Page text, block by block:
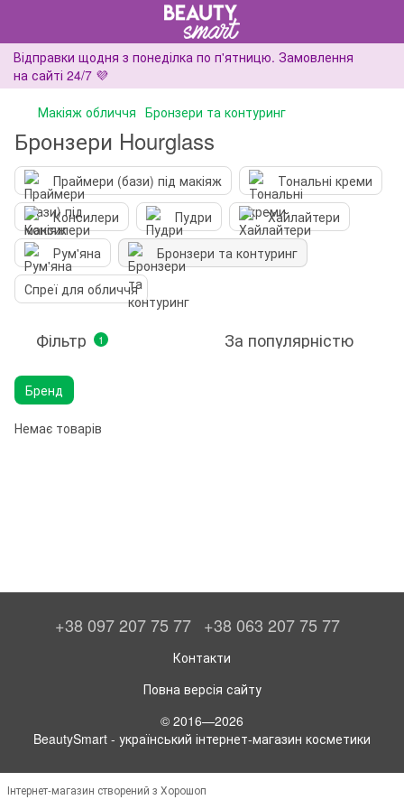
Відправки щодня з понеділка по п'ятницю. Замовлення
на сайті 24/7 💜
Макіяж обличчя Бронзери та контуринг
Бронзери Hourglass
Праймери (бази) під макіяж
Тональні креми
Консилери
Пудри
Хайлайтери
Рум'яна
Бронзери та контуринг
Спреї для обличчя
Фільтр 1 За популярністю
Бренд
Немає товарів
+38 097 207 75 77 +38 063 207 75 77
Контакти
Повна версія сайту
© 2016—2026
BeautySmart - український інтернет-магазин косметики
Інтернет-магазин створений з Хорошоп